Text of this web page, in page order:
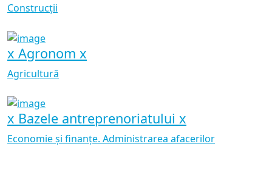
Construcții
x Agronom x
Agricultură
x Bazele antreprenoriatului x
Economie și finanțe. Administrarea afacerilor